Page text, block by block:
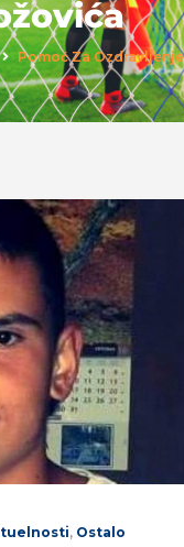
Pomoć Za
, Ostalo